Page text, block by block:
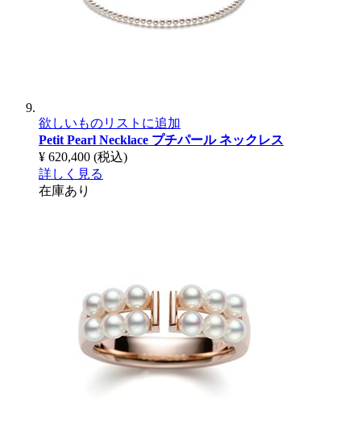
欲しいものリストに追加
Petit Pearl Necklace プチパール ネックレス
¥ 620,400 (税込)
詳しく見る
在庫あり